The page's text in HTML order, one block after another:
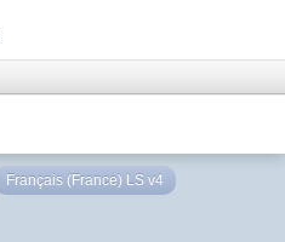
Français (France) LS v4